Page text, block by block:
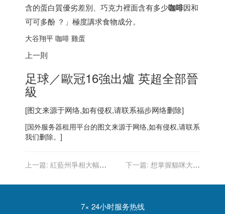
含的蛋白質優劣差別、巧克力裡面含有多少咖啡因和
可可多酚 ？」極度講求食物成分。
大谷翔平 咖啡 雞蛋
上一則
足球／歐冠16強出爐 英超全部晉
級
[图文来源于网络,如有侵权,请联系福步网络删除]
[国外服务器租用平台的图文来源于网络,如有侵权,请联系
我们删除。]
上一篇: 紅藍州爭相大幅減
增稅
下一篇: 想掌握貓咪大小
即時傳給飼主
7× 24小时服务热线